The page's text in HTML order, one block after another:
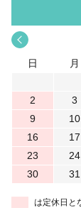
<
日
月
2
3
9
10
16
17
23
24
30
31
は定休日と